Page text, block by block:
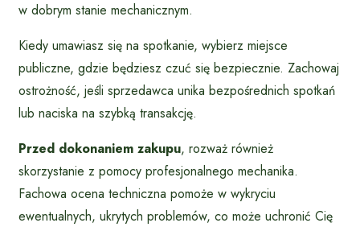
w dobrym stanie mechanicznym.
Kiedy umawiasz się na spotkanie, wybierz miejsce
publiczne, gdzie będziesz czuć się bezpiecznie. Zachowaj
ostrożność, jeśli sprzedawca unika bezpośrednich spotkań
lub naciska na szybką transakcję.
Przed dokonaniem zakupu, rozważ również
skorzystanie z pomocy profesjonalnego mechanika.
Fachowa ocena techniczna pomoże w wykryciu
ewentualnych, ukrytych problemów, co może uchronić Cię